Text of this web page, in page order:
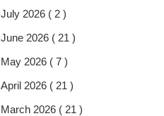
July 2026 ( 2 )
June 2026 ( 21 )
May 2026 ( 7 )
April 2026 ( 21 )
March 2026 ( 21 )